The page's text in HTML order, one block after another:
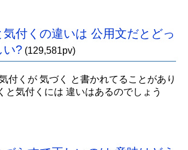
気付くの違いは 公用文だとどっ
い? (129,581pv)
付くが 気づく と書かれてることがあり
と気付くには 違いはあるのでしょう